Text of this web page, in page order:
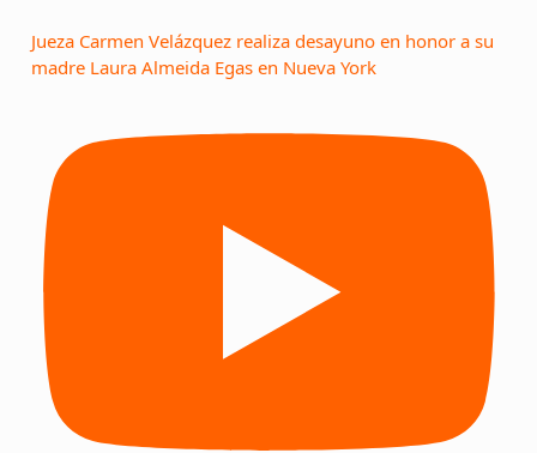
Jueza Carmen Velázquez realiza desayuno en honor a su
madre Laura Almeida Egas en Nueva York